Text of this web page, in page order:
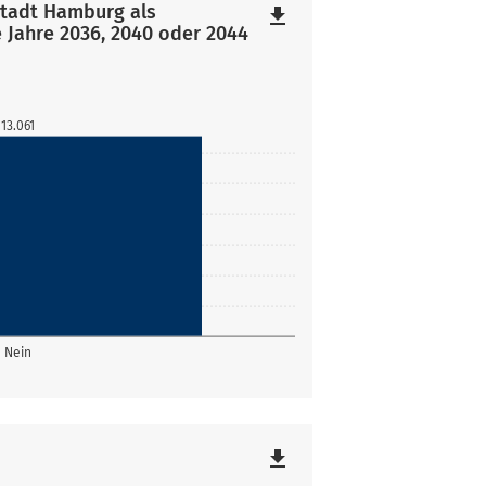
Nein
13.061
Hamburg als
2036, 2040 oder 2044
file_download
file_download